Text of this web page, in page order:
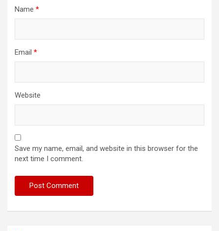
Name *
Email *
Website
Save my name, email, and website in this browser for the
next time I comment.